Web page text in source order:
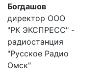
Богдашов
директор ООО
"РК ЭКСПРЕСС" -
радиостанция
"Русское Радио
Омск"